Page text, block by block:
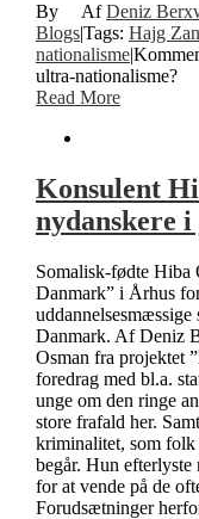
By
Deniz
Blogs|Tags: Hajg
nationalisme|
ultra-nationalisme?
Read More
Konsulent
nydanskere i
Somalisk-fødte Hiba
Danmark” i Århus
Danmark. Af Deniz
Osman fra projektet
foredrag med bl.a.
unge om den ringe
store frafald her.
kriminalitet, som folk
begår. Hun efterlyste
for at vende på de
Forudsætninger